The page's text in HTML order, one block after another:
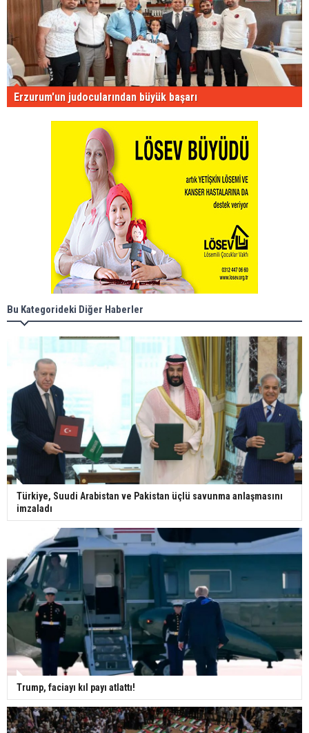
Erzurum'un judocularından büyük başarı
Bu Kategorideki Diğer Haberler
Türkiye, Suudi Arabistan ve Pakistan üçlü savunma anlaşmasını
imzaladı
Trump, faciayı kıl payı atlattı!